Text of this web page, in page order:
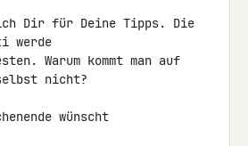
Dir für Deine Tipps. Die
werde
Warum kommt man auf
nicht?
wünscht